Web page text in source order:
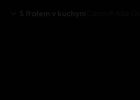
S Italem v kuchyni